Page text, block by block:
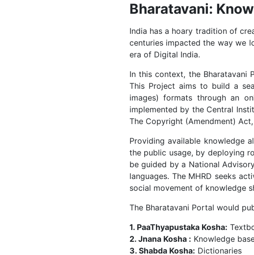
Bharatavani:
India has a hoary tradition of
centuries impacted the way we
era of Digital India.
In this context, the Bharatavani
This Project aims to build a
images) formats through an
implemented by the Central
The Copyright (Amendment)
Providing available knowledge
the public usage, by deploying
be guided by a National
languages. The MHRD seeks
social movement of knowledge
The Bharatavani Portal would
1. PaaThyapustaka Kosha:
2. Jnana Kosha : Knowledge
3. Shabda Kosha: Dictionaries